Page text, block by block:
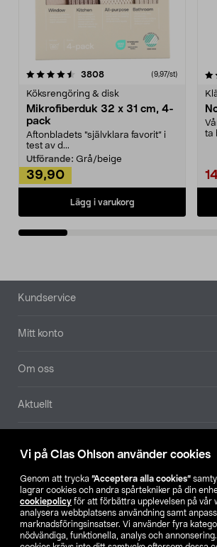
Vi på Clas Ohlson använder cookies
Genom att trycka ”Acceptera alla cookies”
lagrar cookies och andra spårtekniker på din
cookiepolicy för att förbättra upplevelsen på vår
analysera webbplatsens användning samt
marknadsföringsinsatser. Vi använder fyra
nödvändiga, funktionella, analys och
3808recensioner (9,97/st)
Köksrengöring & disk
Mikrofiberduk 32 x 31 cm, 4-
pack
Aftonbladets "självklara favorit” i
test av d...
Utförande: Grå/beige
39,90
Lägg i varukorg
4.0av 5 stjärnor
ta
Sidfot
Kundservice
Mitt konto
Om oss
Aktuellt
Hitta butik
SE NO FI